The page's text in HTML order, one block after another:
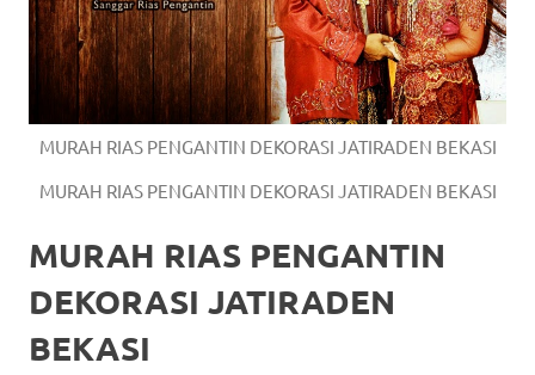
https://
his
comment
here
replica
watches.
favorite
MURAH RIAS PENGANTIN DEKORASI JATIRADEN BEKASI
MURAH RIAS PENGANTIN DEKORASI JATIRADEN BEKASI
MURAH RIAS PENGANTIN
DEKORASI JATIRADEN
BEKASI